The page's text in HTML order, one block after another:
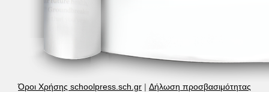
Όροι Χρήσης schoolpress.sch.gr | Δήλωση προσβασιμότητας